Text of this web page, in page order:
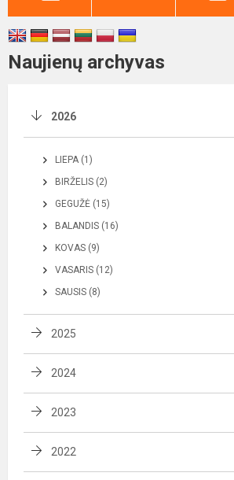
Naujienų archyvas
2026
LIEPA (1)
BIRŽELIS (2)
GEGUŽĖ (15)
BALANDIS (16)
KOVAS (9)
VASARIS (12)
SAUSIS (8)
2025
2024
2023
2022